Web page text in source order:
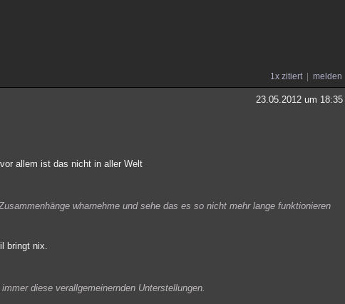
1x zitiert melden
23.05.2012 um 18:35
allem ist das nicht in aller Welt
wharnehme und sehe das es so nicht mehr lange funktionieren
bringt nix.
diese verallgemeinernden Unterstellungen.